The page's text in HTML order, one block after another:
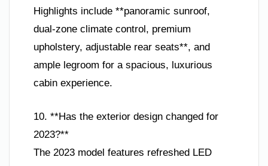
Highlights include **panoramic sunroof,
dual-zone climate control, premium
upholstery, adjustable rear seats**, and
ample legroom for a spacious, luxurious
cabin experience.
10. **Has the exterior design changed for
2023?**
The 2023 model features refreshed LED